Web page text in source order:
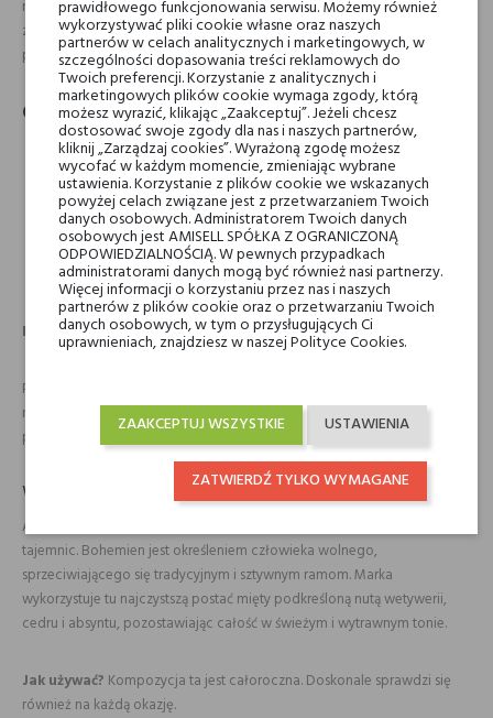
mięty w wyraźnym, ziołowym otoczeniu, wydającym woń liści
zerwanych prosto z krzaka. Ani na minutę się nie wysładza. Mięta od
początku do końca pozostaje w wytrawnym tonie.
Charakterystyka:
Kategoria: drzewno-aromatyczne z wyraźną, świeżą nutą
ziół i ciepłych akordów drzewa.
Rodzaj: woda perfumowana- naturalne składniki
gwarantujące wysoką trwałość.
Pojemność: 100ml- pozwala cieszyć się zapachem na dłużej.
Przeznaczenie: unisex- zarówno dla kobiet jak i mężczyzn.
Kraj pochodzenia: Włochy- tradycja i dbałość o najlepszej
jakości składniki.
Dla kogo Arte Profumi Bohemien?
Perfumy Arte Profumi Bohemien to zapach nie tylko dla poszukiwaczy
mięty, ale także dla tych, którzy cenią sobie ziołowy, gorzkawy akord w
perfumach.
Woda perfumowana Arte Profumi Bohemien
Arte Profumi Bohemien to kompozycja nie skrywająca żadnych
tajemnic. Bohemien jest określeniem człowieka wolnego,
sprzeciwiającego się tradycyjnym i sztywnym ramom. Marka
wykorzystuje tu najczystszą postać mięty podkreśloną nutą wetywerii,
cedru i absyntu, pozostawiając całość w świeżym i wytrawnym tonie.
Jak używać? Kompozycja ta jest całoroczna. Doskonale sprawdzi się
również na każdą okazję.
prawidłowego funkcjonowania serwisu. Możemy również
wykorzystywać pliki cookie własne oraz naszych
partnerów w celach analitycznych i marketingowych, w
szczególności dopasowania treści reklamowych do
Twoich preferencji. Korzystanie z analitycznych i
marketingowych plików cookie wymaga zgody, którą
możesz wyrazić, klikając „Zaakceptuj”. Jeżeli chcesz
dostosować swoje zgody dla nas i naszych partnerów,
kliknij „Zarządzaj cookies”. Wyrażoną zgodę możesz
wycofać w każdym momencie, zmieniając wybrane
ustawienia. Korzystanie z plików cookie we wskazanych
powyżej celach związane jest z przetwarzaniem Twoich
danych osobowych. Administratorem Twoich danych
osobowych jest AMISELL SPÓŁKA Z OGRANICZONĄ
ODPOWIEDZIALNOŚCIĄ. W pewnych przypadkach
administratorami danych mogą być również nasi partnerzy.
Więcej informacji o korzystaniu przez nas i naszych
partnerów z plików cookie oraz o przetwarzaniu Twoich
danych osobowych, w tym o przysługujących Ci
uprawnieniach, znajdziesz w naszej Polityce Cookies.
USTAWIENIA
ZAAKCEPTUJ WSZYSTKIE
ZATWIERDŹ TYLKO WYMAGANE